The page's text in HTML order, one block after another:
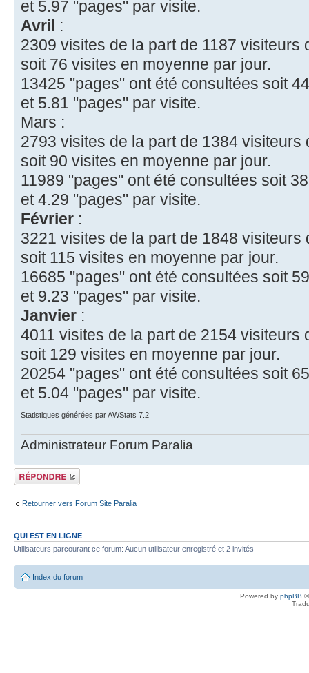
et 5.97 "pages" par visite.
Avril :
2309 visites de la part de 1187 visiteurs
soit 76 visites en moyenne par jour.
13425 "pages" ont été consultées soit
et 5.81 "pages" par visite.
Mars :
2793 visites de la part de 1384 visiteurs
soit 90 visites en moyenne par jour.
11989 "pages" ont été consultées soit
et 4.29 "pages" par visite.
Février :
3221 visites de la part de 1848 visiteurs
soit 115 visites en moyenne par jour.
16685 "pages" ont été consultées soit
et 9.23 "pages" par visite.
Janvier :
4011 visites de la part de 2154 visiteurs
soit 129 visites en moyenne par jour.
20254 "pages" ont été consultées soit
et 5.04 "pages" par visite.
Statistiques générées par AWStats 7.2
Administrateur Forum Paralia
Répondre
Retourner vers Forum Site Paralia
QUI EST EN LIGNE
Utilisateurs parcourant ce forum: Aucun utilisateur enregistré et 2 invités
Index du forum
Powered by phpBB